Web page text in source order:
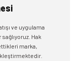
ve uygulama
Hak
marka,